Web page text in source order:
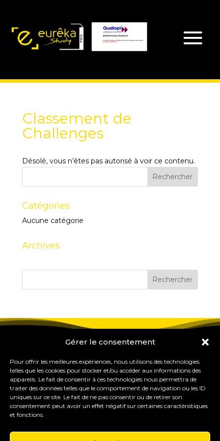
Gérer le consentement
Pour offrir les meilleures expériences, nous utilisons des technologies
telles que les cookies pour stocker et/ou accéder aux informations des
appareils. Le fait de consentir à ces technologies nous permettra de
traiter des données telles que le comportement de navigation ou les ID
uniques sur ce site. Le fait de ne pas consentir ou de retirer son
consentement peut avoir un effet négatif sur certaines caractéristiques
et fonctions.
Classement de
Challenges
Désolé, vous n’êtes pas autorisé à voir ce contenu.
Catégories
Aucune catégorie
Archives